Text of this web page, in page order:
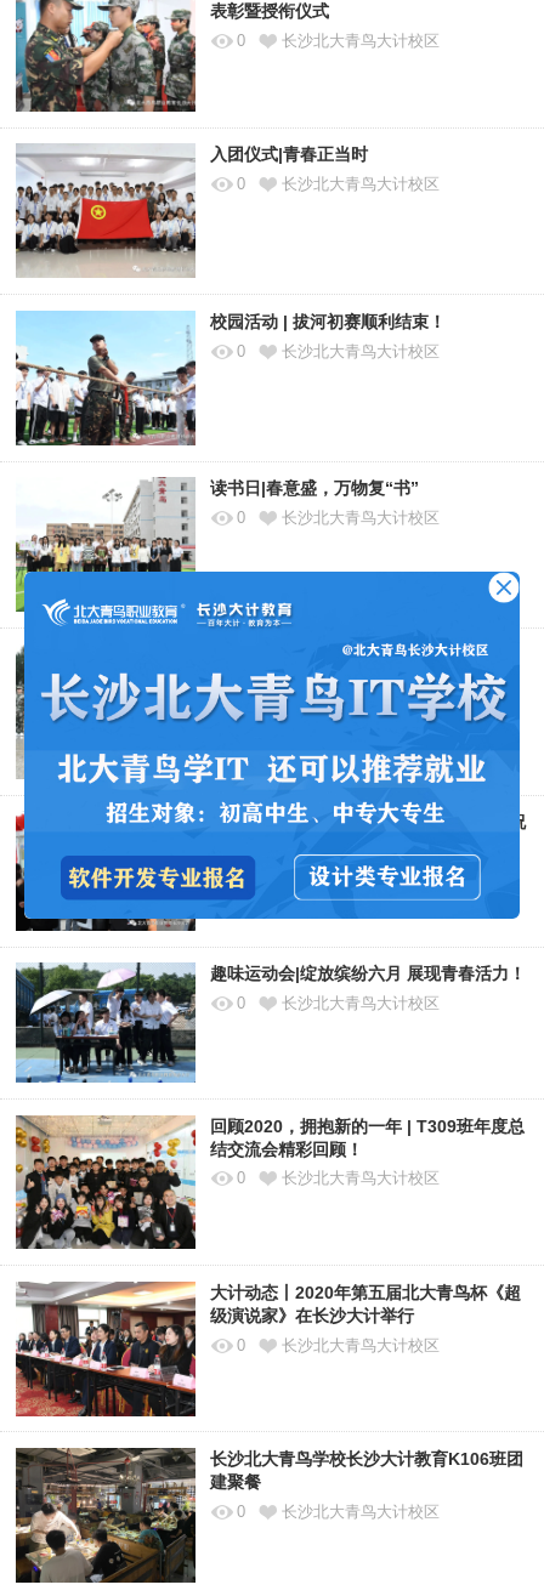
表彰暨授衔仪式
0 长沙北大青鸟大计校区
入团仪式|青春正当时
0 长沙北大青鸟大计校区
校园活动 | 拔河初赛顺利结束！
0 长沙北大青鸟大计校区
读书日|春意盛，万物复“书”
0 长沙北大青鸟大计校区
清明祭英烈，共筑中华魂——长沙大计清
明扫墓活动
0 长沙北大青鸟大计校区
元宵|赏人间烟火，庆人间团圆 长沙大计祝
0 长沙北大青鸟大计校区
趣味运动会|绽放缤纷六月 展现青春活力！
0 长沙北大青鸟大计校区
回顾2020，拥抱新的一年 | T309班年度总
结交流会精彩回顾！
0 长沙北大青鸟大计校区
大计动态丨2020年第五届北大青鸟杯《超
级演说家》在长沙大计举行
0 长沙北大青鸟大计校区
长沙北大青鸟学校长沙大计教育K106班团
建聚餐
0 长沙北大青鸟大计校区